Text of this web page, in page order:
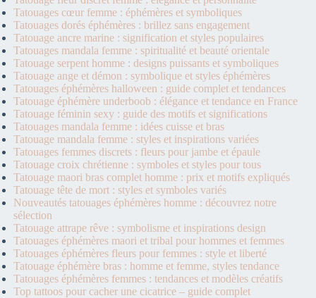
Tatouages cœur femme : éphémères et symboliques
Tatouages dorés éphémères : brillez sans engagement
Tatouage ancre marine : signification et styles populaires
Tatouages mandala femme : spiritualité et beauté orientale
Tatouage serpent homme : designs puissants et symboliques
Tatouage ange et démon : symbolique et styles éphémères
Tatouages éphémères halloween : guide complet et tendances
Tatouage éphémère underboob : élégance et tendance en France
Tatouage féminin sexy : guide des motifs et significations
Tatouages mandala femme : idées cuisse et bras
Tatouage mandala femme : styles et inspirations variées
Tatouages femmes discrets : fleurs pour jambe et épaule
Tatouage croix chrétienne : symboles et styles pour tous
Tatouage maori bras complet homme : prix et motifs expliqués
Tatouage tête de mort : styles et symboles variés
Nouveautés tatouages éphémères homme : découvrez notre
sélection
Tatouage attrape rêve : symbolisme et inspirations design
Tatouages éphémères maori et tribal pour hommes et femmes
Tatouages éphémères fleurs pour femmes : style et liberté
Tatouage éphémère bras : homme et femme, styles tendance
Tatouages éphémères femmes : tendances et modèles créatifs
Top tattoos pour cacher une cicatrice – guide complet